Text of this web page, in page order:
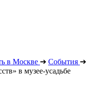
в Москве ➔ События ➔
в музее-усадьбе